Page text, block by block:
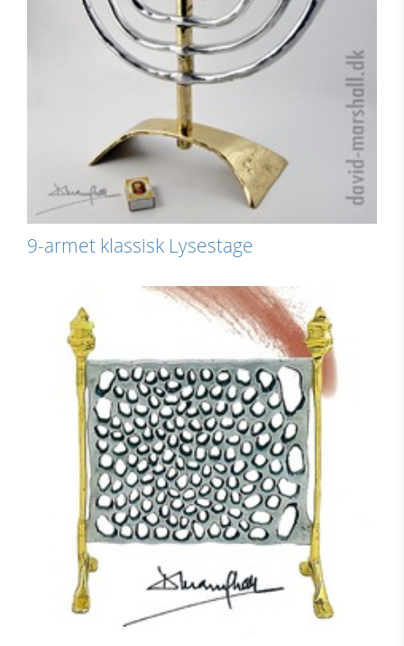
9-armet klassisk Lysestage